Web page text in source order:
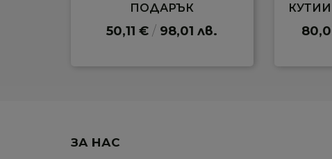
ПОДАРЪК
50,11 €/ 98,01 лв.
ЗА НАС